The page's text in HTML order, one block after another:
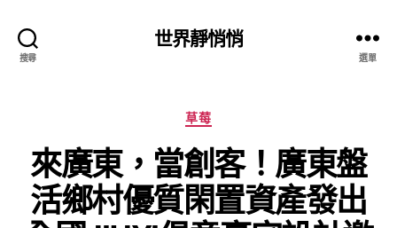
搜尋
世界靜悄悄
選單
分
類
草莓
來廣東，當創客！廣東盤
活鄉村優質閑置資產發出